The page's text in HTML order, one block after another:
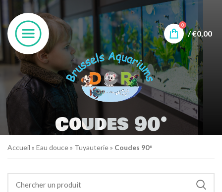
0
/€0,00
Coudes 90°
Accueil » Eau douce» Tuyauterie» Coudes 90°